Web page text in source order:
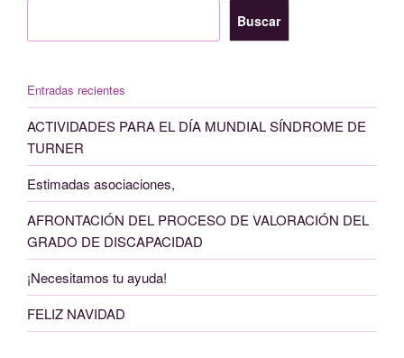
Buscar
Entradas recientes
ACTIVIDADES PARA EL DÍA MUNDIAL SÍNDROME DE
TURNER
Estimadas asociaciones,
AFRONTACIÓN DEL PROCESO DE VALORACIÓN DEL
GRADO DE DISCAPACIDAD
¡Necesitamos tu ayuda!
FELIZ NAVIDAD